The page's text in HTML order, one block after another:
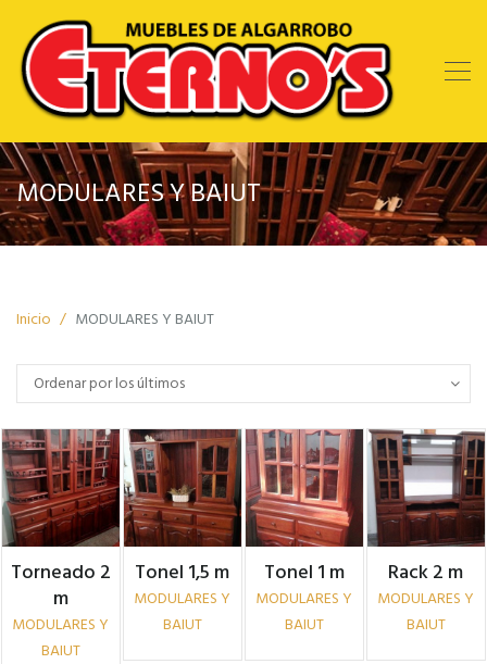
MODULARES Y BAIUT
Inicio MODULARES Y BAIUT
Torneado 2
m
MODULARES Y
BAIUT
Tonel 1,5 m
MODULARES Y
BAIUT
Tonel 1 m
MODULARES Y
BAIUT
Rack 2 m
MODULARES Y
BAIUT